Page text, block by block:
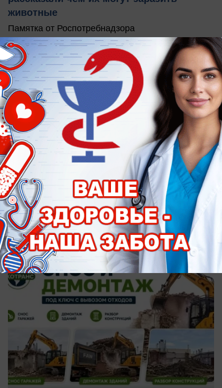
животные
Памятка от Роспотребнадзора
вчера в 18:00 1
Общество
Снос и демонтаж под ключ